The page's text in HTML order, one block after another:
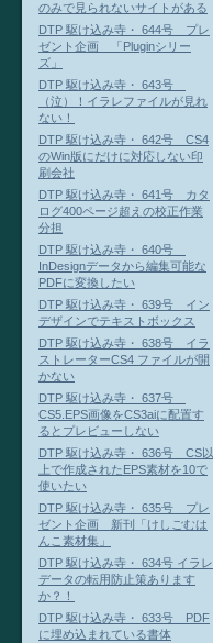
のみで見られないサイトがある
DTP 駆け込み寺・ 644号 プレ
ゼント企画 「Pluginシリー
ズ」
DTP 駆け込み寺・ 643号
（泣）！イラレファイルが見れ
ない！
DTP 駆け込み寺・ 642号 CS4
のWin版にだけに対応しない印
刷会社
DTP 駆け込み寺・ 641号 カタ
ログ400ページ超えの校正作業
分担
DTP 駆け込み寺・ 640号
InDesignデータから編集可能な
PDFに変換したい
DTP 駆け込み寺・ 639号 イン
デザインでテキストボックス
DTP 駆け込み寺・ 638号 イラ
ストレーターCS4 ファイルが開
かない
DTP 駆け込み寺・ 637号
CS5.EPS画像をCS3aiに配置す
るとプレビューしない
DTP 駆け込み寺・ 636号 CS以
上で作成されたEPS素材を10で
使いたい
DTP 駆け込み寺・ 635号 プレ
ゼント企画 新刊「けしごむは
んこ素材集」
DTP 駆け込み寺・ 634号 イラレ
データの転用防止策あります
か？！
DTP 駆け込み寺・ 633号 PDF
に埋め込まれている書体